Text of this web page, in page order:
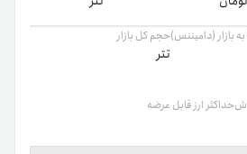
بازار (دامیننس)حجم کل بازار
تتر
حداکثر ارز قابل عرضه